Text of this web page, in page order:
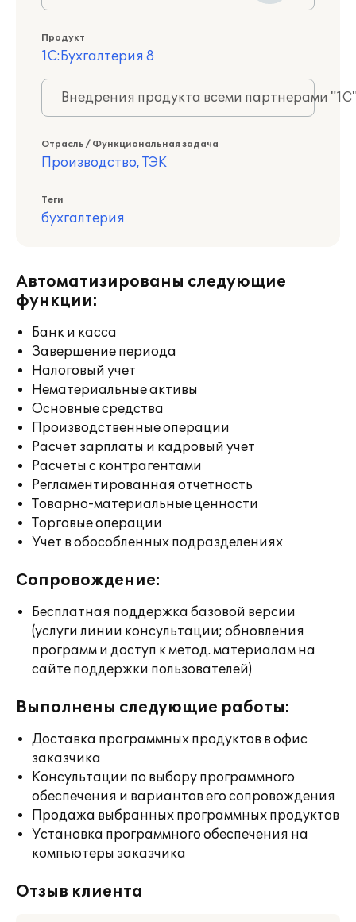
Продукт
1С:Бухгалтерия 8
Внедрения продукта всеми партнерами
Отрасль / Функциональная задача
Производство, ТЭК
Теги
бухгалтерия
Автоматизированы следующие
функции:
Банк и касса
Завершение периода
Налоговый учет
Нематериальные активы
Основные средства
Производственные операции
Расчет зарплаты и кадровый учет
Расчеты с контрагентами
Регламентированная отчетность
Товарно-материальные ценности
Торговые операции
Учет в обособленных подразделениях
Сопровождение:
Бесплатная поддержка базовой версии
(услуги линии консультации; обновления
программ и доступ к метод. материалам на
сайте поддержки пользователей)
Выполнены следующие работы:
Доставка программных продуктов в офис
заказчика
Консультации по выбору программного
обеспечения и вариантов его сопровождения
Продажа выбранных программных продуктов
Установка программного обеспечения на
компьютеры заказчика
Отзыв клиента